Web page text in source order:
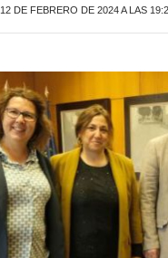
12 DE FEBRERO DE 2024 A LAS